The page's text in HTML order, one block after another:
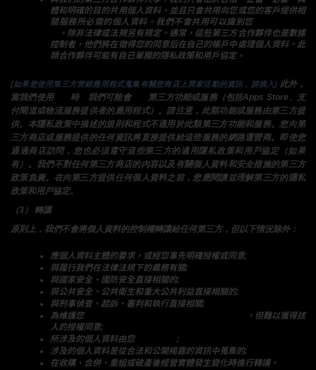
體和明確的目的共用個人資料，並且只會共用向您或您的客戶提供相
關服務所必需的個人資料。我們不會共用可以識別您身份的個人資
，除非法律或法規另有規定。通常，這些第三方合作夥伴也是數據
控制者，他們將在徵得您的同意后在自己的帳戶中處理個人資料。此
類合作夥伴可能有自己單獨的隱私政策和用戶協定。
[如果您使用第三方营銷應用程式蒐集有關您商店上買家活動的資訊，請插入] 此外，
當我們使用商店 時， 我們可能會使用
第三方功能或服務（包括Apps Store、支
付閘道或物流服務提供者的應用程式）。請注意，此類功能或服務由第三方提
供。本隱私政策中描述的規則和程式不適用於此類第三方功能和服務。您向第
三方商店或服務提供的任何資訊將直接提供給這些服務的網路運營商。即使您
通過商店訪問，您也必須遵守這些第三方的適用隱私政策和用戶協定（如果
有）。我們不對任何第三方商店的內容以及有關個人資料和安全措施的第三方
政策負責。在向第三方提供任何個人資料之前，您應閱讀並理解第三方的隱私
政策和用戶協定。
（3） 轉讓
原則上，我們不會將個人資料的控制權轉讓給任何第三方，但以下情況除外：
應個人資料主體的要求，或經您事先明確授權或同意;
與履行我們在法律法規下的義務有關;
與國家安全、國防安全直接相關的;
與公共安全、公共衛生和重大公共利益直接相關的;
與刑事偵查、起訴、審判和執行直接相關;
為維護您或任何其他人的生命、財產等重大合法權益
，但難以獲得該
人的授權同意;
所涉及的個人資料由您向公眾揭露 ;
涉及的個人資料是從合法和公開揭露的資訊中蒐集的;
在收購、合併、重組或破產後經營實體發生變化時進行轉讓。